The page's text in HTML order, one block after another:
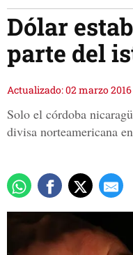
Dólar
parte del
Actualizado: 02 marzo 2016
Solo el córdoba
divisa norteamericana